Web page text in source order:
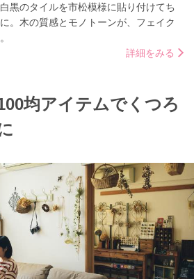
黒のタイルを市松模様に貼り付けてち
。木の質感とモノトーンが、フェイク
詳細をみる
均アイテムでくつろ